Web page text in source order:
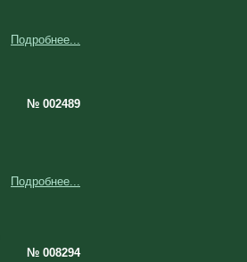
Подробнее...
№ 002489
Подробнее...
№ 008294